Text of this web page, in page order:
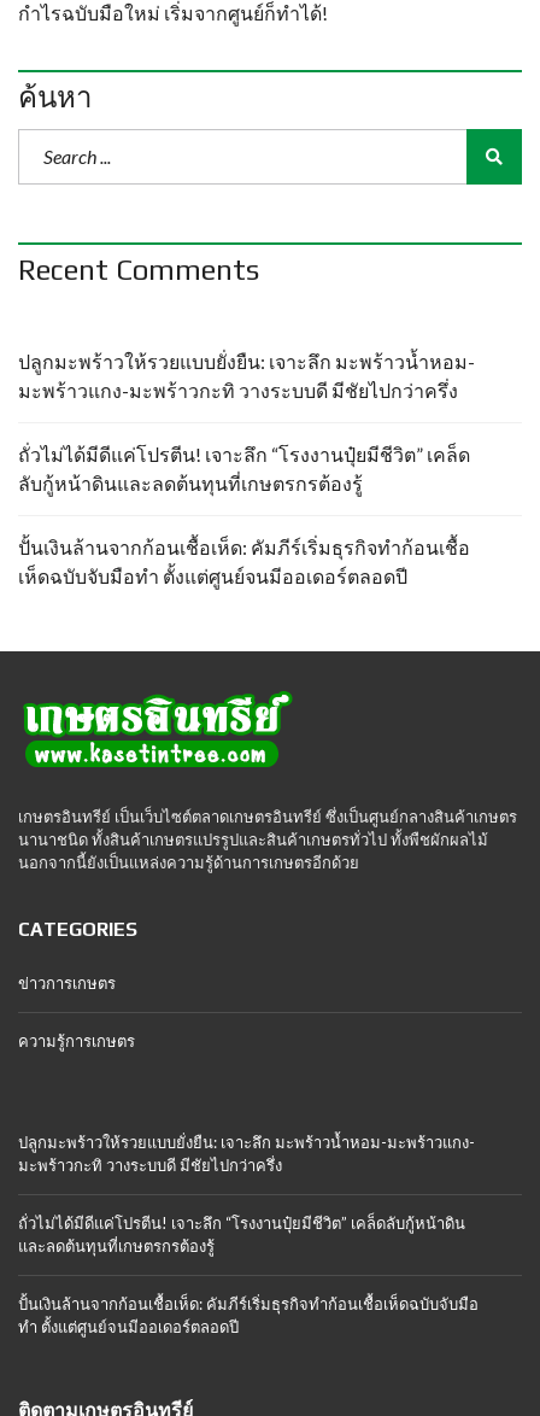
กำไรฉบับมือใหม่ เริ่มจากศูนย์ก็ทำได้!
ค้นหา
Recent Comments
ปลูกมะพร้าวให้รวยแบบยั่งยืน: เจาะลึก มะพร้าวน้ำหอม-
มะพร้าวแกง-มะพร้าวกะทิ วางระบบดี มีชัยไปกว่าครึ่ง
ถั่วไม่ได้มีดีแค่โปรตีน! เจาะลึก “โรงงานปุ๋ยมีชีวิต” เคล็ด
ลับกู้หน้าดินและลดต้นทุนที่เกษตรกรต้องรู้
ปั้นเงินล้านจากก้อนเชื้อเห็ด: คัมภีร์เริ่มธุรกิจทำก้อนเชื้อ
เห็ดฉบับจับมือทำ ตั้งแต่ศูนย์จนมีออเดอร์ตลอดปี
เกษตรอินทรีย์ เป็นเว็บไซต์ตลาดเกษตรอินทรีย์ ซึ่งเป็นศูนย์กลางสินค้าเกษตร
นานาชนิด ทั้งสินค้าเกษตรแปรรูปและสินค้าเกษตรทั่วไป ทั้งพืชผักผลไม้
นอกจากนี้ยังเป็นแหล่งความรู้ด้านการเกษตรอีกด้วย
CATEGORIES
ข่าวการเกษตร
ความรู้การเกษตร
ปลูกมะพร้าวให้รวยแบบยั่งยืน: เจาะลึก มะพร้าวน้ำหอม-มะพร้าวแกง-
มะพร้าวกะทิ วางระบบดี มีชัยไปกว่าครึ่ง
ถั่วไม่ได้มีดีแค่โปรตีน! เจาะลึก “โรงงานปุ๋ยมีชีวิต” เคล็ดลับกู้หน้าดิน
และลดต้นทุนที่เกษตรกรต้องรู้
ปั้นเงินล้านจากก้อนเชื้อเห็ด: คัมภีร์เริ่มธุรกิจทำก้อนเชื้อเห็ดฉบับจับมือ
ทำ ตั้งแต่ศูนย์จนมีออเดอร์ตลอดปี
ติดตามเกษตรอินทรีย์